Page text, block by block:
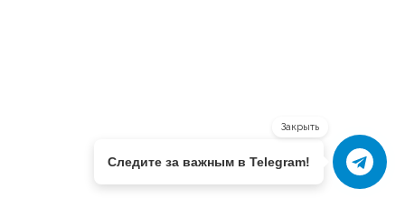
Закрыть
Следите за важным в Telegram!